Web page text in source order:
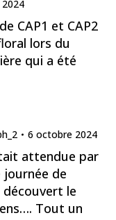
CAP1 et CAP2
lors du
qui a été
6 octobre 2024
attendue par
de
découvert le
Tout un